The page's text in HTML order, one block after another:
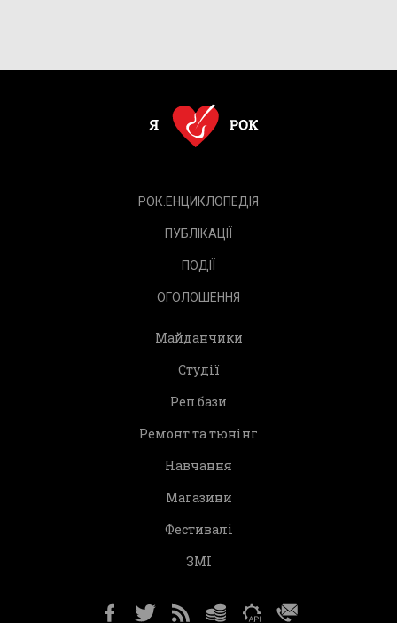
РОК.ЕНЦИКЛОПЕДІЯ
ПУБЛІКАЦІЇ
ПОДІЇ
ОГОЛОШЕННЯ
Майданчики
Студії
Реп.бази
Ремонт та тюнінг
Навчання
Магазини
Фестивалі
ЗМІ